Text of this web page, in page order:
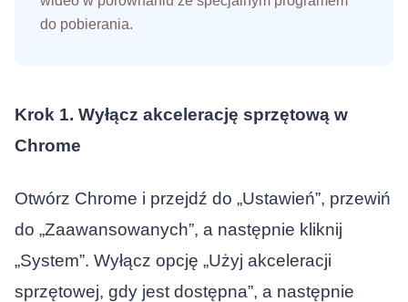
do pobierania.
Krok 1. Wyłącz akcelerację sprzętową w
Chrome
Otwórz Chrome i przejdź do „Ustawień”, przewiń
do „Zaawansowanych”, a następnie kliknij
„System”. Wyłącz opcję „Użyj akceleracji
sprzętowej, gdy jest dostępna”, a następnie